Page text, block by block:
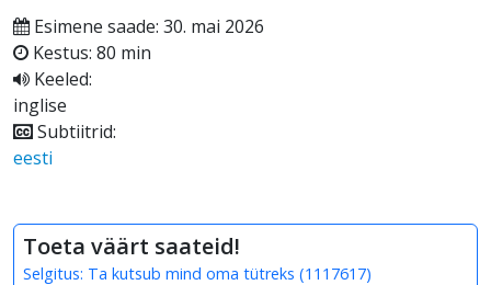
Esimene saade: 30. mai 2026
Kestus: 80 min
Keeled:
inglise
Subtiitrid:
eesti
Toeta väärt saateid!
Selgitus: Ta kutsub mind oma tütreks (1117617)